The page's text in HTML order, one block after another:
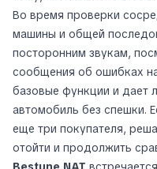
Во время проверки
машины и общей
посторонним звукам,
сообщения об ошибках
базовые функции и дает
автомобиль без спешки.
еще три покупателя,
отойти и продолжить